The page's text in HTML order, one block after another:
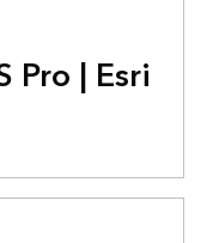
Pro | Esri